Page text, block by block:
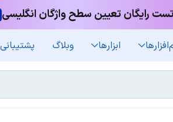
تست رایگان تعیین سطح واژگان انگلیسی
ابزارها وبلاگ پشتیبانی